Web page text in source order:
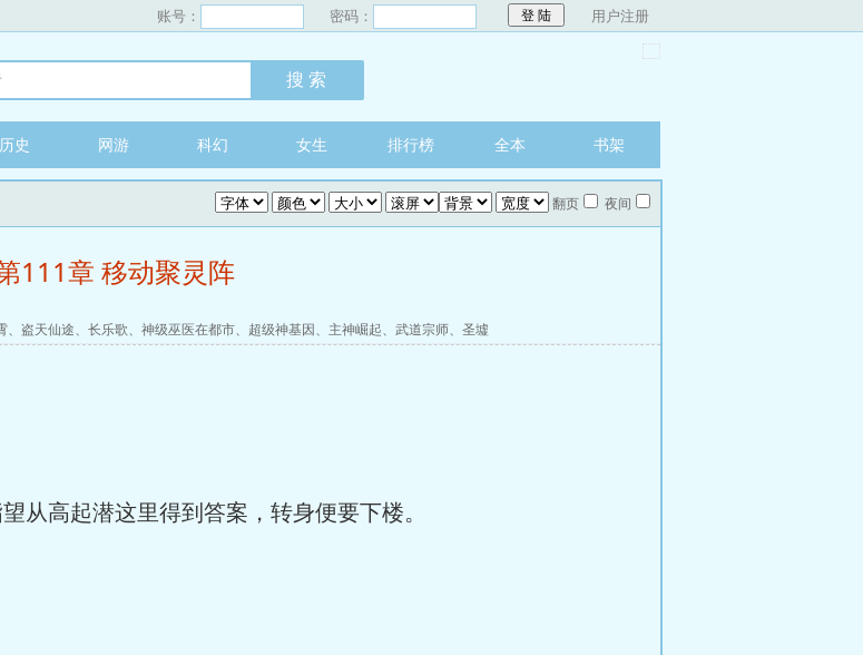
账号： 密码： 用户注册
历史 网游 科幻 女生 排行榜 全本 书架
翻页 夜间
111章 移动聚灵阵
、 盗天仙途、 长乐歌、 神级巫医在都市、 超级神基因、 主神崛起、 武道宗师、 圣墟
高起潜这里得到答案，转身便要下楼。